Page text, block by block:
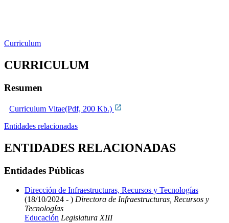
Curriculum
CURRICULUM
Resumen
Curriculum Vitae(Pdf, 200 Kb.)
Entidades relacionadas
ENTIDADES RELACIONADAS
Entidades Públicas
Dirección de Infraestructuras, Recursos y Tecnologías
(18/10/2024 - ) Directora de Infraestructuras, Recursos y
Tecnologías
Educación Legislatura XIII